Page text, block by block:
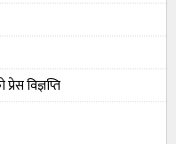
विज्ञप्ति